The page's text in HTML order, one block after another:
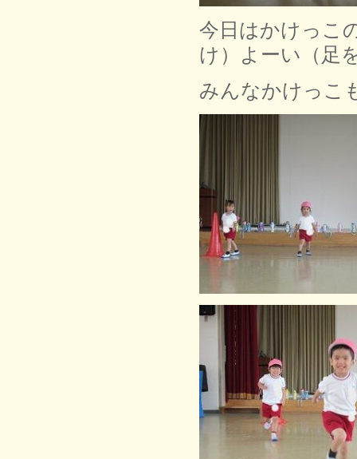
今日はかけっこ
け）よーい（足
みんなかけっこ